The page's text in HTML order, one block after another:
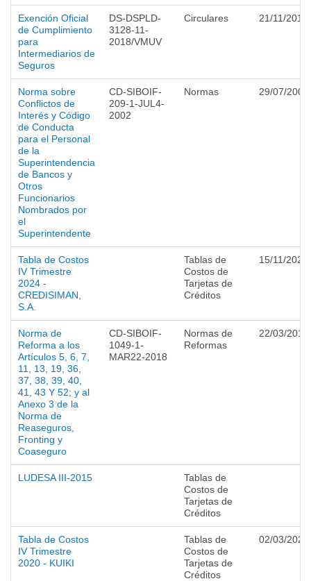
Exención Oficial
de Cumplimiento
para
Intermediarios de
Seguros
DS-DSPLD-
3128-11-
2018/VMUV
Circulares 21/11/2018
Norma sobre
Conflictos de
Interés y Código
de Conducta
para el Personal
de la
Superintendencia
de Bancos y
Otros
Funcionarios
Nombrados por
el
Superintendente
CD-SIBOIF-
209-1-JUL4-
2002
Normas 29/07/2002
Tabla de Costos
IV Trimestre
2024 -
CREDISIMAN,
S.A.
Tablas de
Costos de
Tarjetas de
Créditos
15/11/2024
Norma de
Reforma a los
Artículos 5, 6, 7,
11, 13, 19, 36,
37, 38, 39, 40,
41, 43 Y 52; y al
Anexo 3 de la
Norma de
Reaseguros,
Fronting y
Coaseguro
CD-SIBOIF-
1049-1-
MAR22-2018
Normas de
Reformas
22/03/2018
LUDESA III-2015
Tablas de
Costos de
Tarjetas de
Créditos
Tabla de Costos
IV Trimestre
2020 - KUIKI
Tablas de
Costos de
Tarjetas de
Créditos
02/03/2021